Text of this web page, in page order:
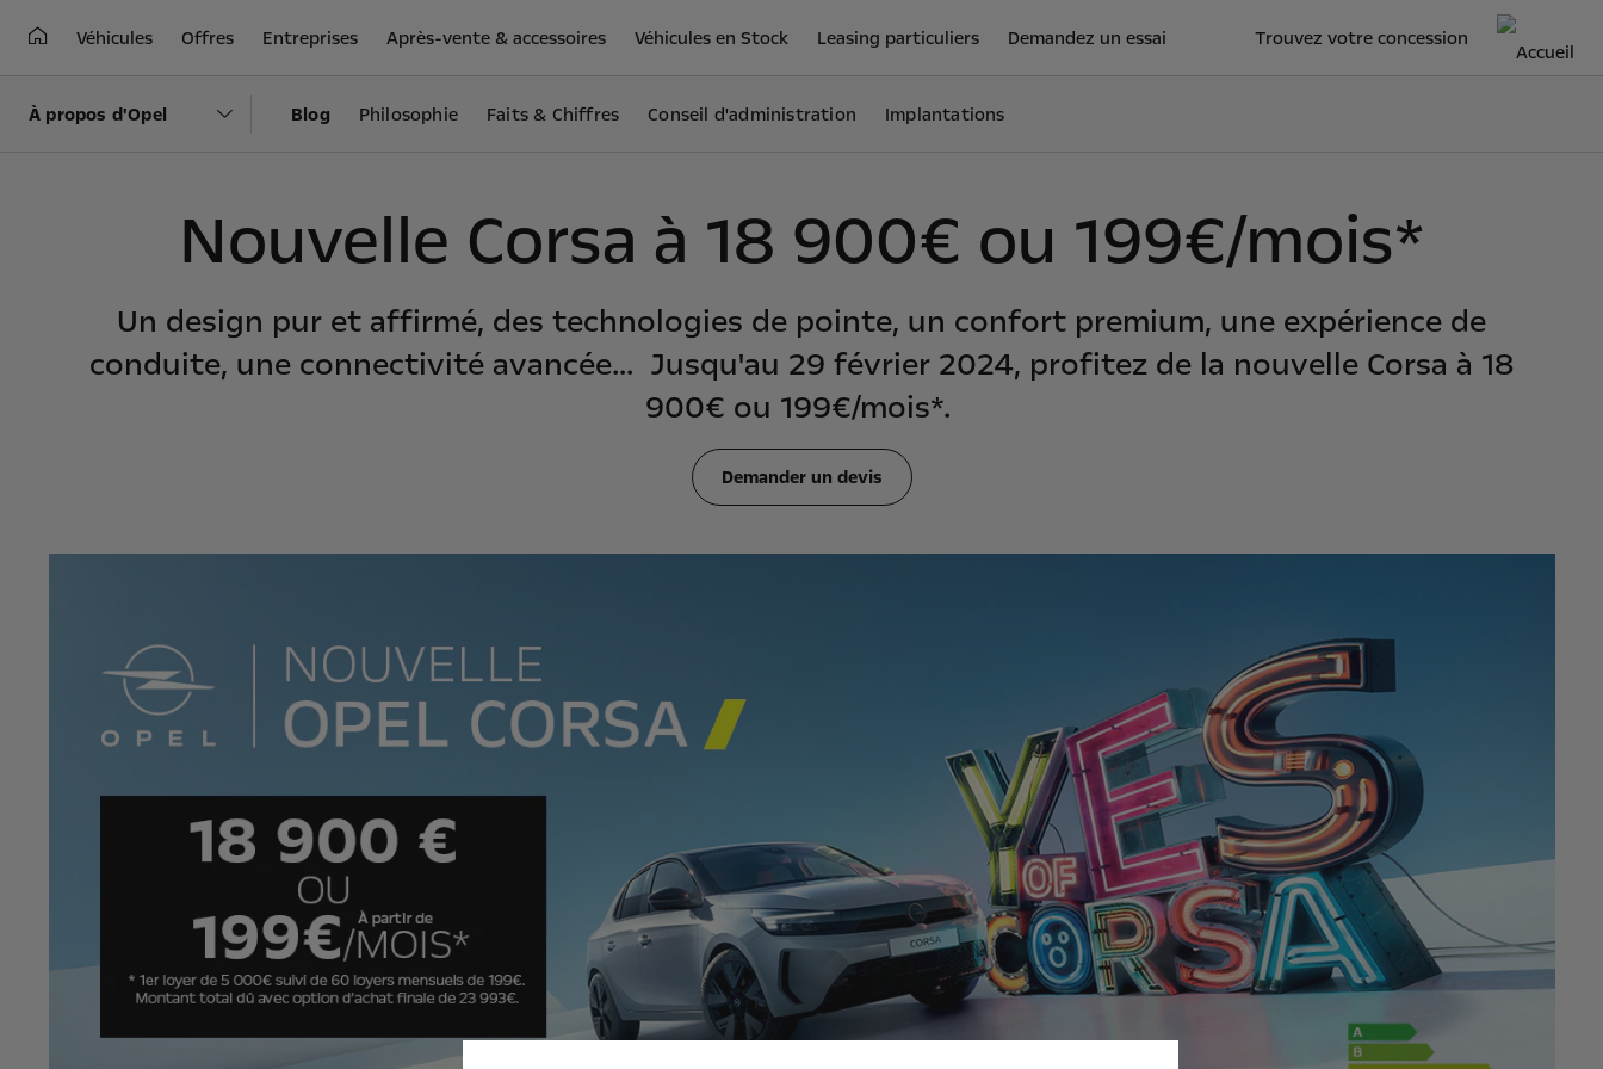
Trouvez votre concession
Véhicules Offres Entreprises Après-vente & accessoires Véhicules en Stock Leasing particuliers Demandez un essai
À propos d'Opel Blog Philosophie Faits & Chiffres Conseil d'administration Implantations
Nouvelle Corsa à 18 900€ ou 199€/mois*
Un design pur et affirmé, des technologies de pointe, un confort premium, une expérience de
conduite, une connectivité avancée... Jusqu'au 29 février 2024, profitez de la nouvelle Corsa à 18
900€ ou 199€/mois*.
Demander un devis